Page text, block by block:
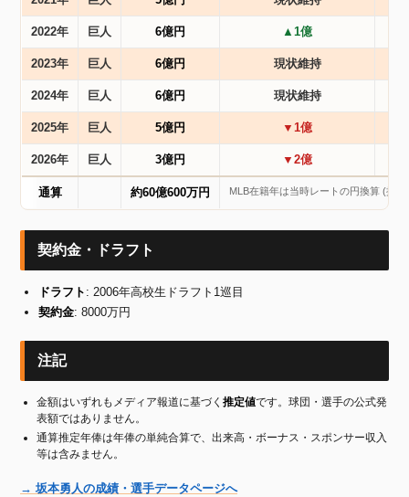
2022年 巨人 6億円 ▲1億
2023年 巨人 6億円 現状維持
2024年 巨人 6億円 現状維持
2025年 巨人 5億円 ▼1億
2026年 巨人 3億円 ▼2億
通算 約60億600万円 MLB在籍年は当時レートの円換算 (推定
契約金・ドラフト
ドラフト : 2006年高校生ドラフト1巡目
契約金: 8000万円
注記
金額はいずれもメディア報道に基づく 推定値です。球団・選手の公式発
表額ではありません。
通算推定年俸は年俸の単純合算で、出来高・ボーナス・スポンサー収入
等は含みません。
→ 坂本勇人の成績・選手データページへ